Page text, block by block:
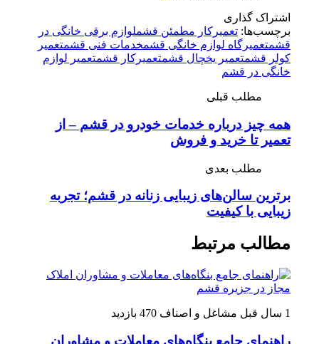
اشتراک گذاری
برچسب‌ها: تعمیرکار مطمئن قشملوازم برقی خانگی در
قشمتعمیرگاه لوازم خانگی قشمخدمات فنی قشمتعمیر
کولر قشمتعمیر یخچال قشمتعمیرکار قشمتعمیر لوازم
خانگی در قشم
مطلب قبلی
همه چیز درباره خدمات خودرو در قشم – از
تعمیر تا خرید و فروش
مطلب بعدی
برترین سالن‌های زیبایی زنانه در قشم؛ تجربه
زیبایی با کیفیت
مطالب مرتبط
1 سال قبل مشاغل و اصناف 470 بازدید
راهنمای جامع بنگاه‌های معاملات و مشاوران